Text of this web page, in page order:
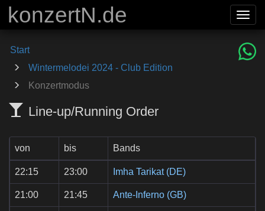
konzertN.de
Start
Wintermelodei 2024 - Club Edition
Konzertmodus
Line-up/Running Order
von bis Bands
22:15 23:00 Imha Tarikat (DE)
21:00 21:45 Ante-Inferno (GB)